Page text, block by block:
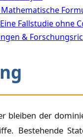
Mathematische
Fallstudie ohne
&
bleiben der
Bestehende